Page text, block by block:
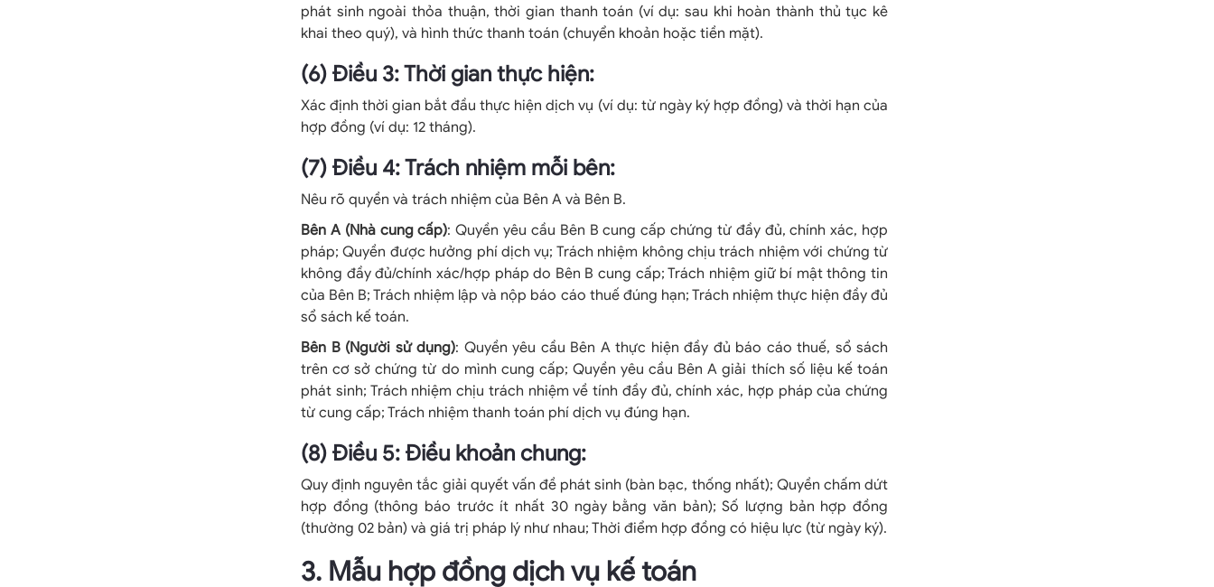
phát sinh ngoài thỏa thuận, thời gian thanh toán (ví dụ: sau khi hoàn thành thủ tục kê
khai theo quý), và hình thức thanh toán (chuyển khoản hoặc tiền mặt).
(6) Điều 3: Thời gian thực hiện:
Xác định thời gian bắt đầu thực hiện dịch vụ (ví dụ: từ ngày ký hợp đồng) và thời hạn của
hợp đồng (ví dụ: 12 tháng).
(7) Điều 4: Trách nhiệm mỗi bên:
Nêu rõ quyền và trách nhiệm của Bên A và Bên B.
Bên A (Nhà cung cấp): Quyền yêu cầu Bên B cung cấp chứng từ đầy đủ, chính xác, hợp
pháp; Quyền được hưởng phí dịch vụ; Trách nhiệm không chịu trách nhiệm với chứng từ
không đầy đủ/chính xác/hợp pháp do Bên B cung cấp; Trách nhiệm giữ bí mật thông tin
của Bên B; Trách nhiệm lập và nộp báo cáo thuế đúng hạn; Trách nhiệm thực hiện đầy đủ
sổ sách kế toán.
Bên B (Người sử dụng): Quyền yêu cầu Bên A thực hiện đầy đủ báo cáo thuế, sổ sách
trên cơ sở chứng từ do mình cung cấp; Quyền yêu cầu Bên A giải thích số liệu kế toán
phát sinh; Trách nhiệm chịu trách nhiệm về tính đầy đủ, chính xác, hợp pháp của chứng
từ cung cấp; Trách nhiệm thanh toán phí dịch vụ đúng hạn.
(8) Điều 5: Điều khoản chung:
Quy định nguyên tắc giải quyết vấn đề phát sinh (bàn bạc, thống nhất); Quyền chấm dứt
hợp đồng (thông báo trước ít nhất 30 ngày bằng văn bản); Số lượng bản hợp đồng
(thường 02 bản) và giá trị pháp lý như nhau; Thời điểm hợp đồng có hiệu lực (từ ngày ký).
3. Mẫu hợp đồng dịch vụ kế toán